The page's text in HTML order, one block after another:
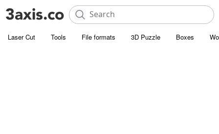
Laser Cut Tools File formats 3D Puzzle Boxes